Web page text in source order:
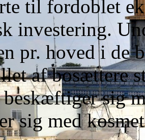
til fordoblet
investering.
pr. hoved i de
af bosættere
sig
sig med